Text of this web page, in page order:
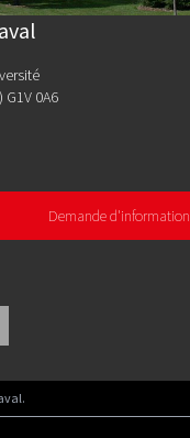
0A6
Demande d'information